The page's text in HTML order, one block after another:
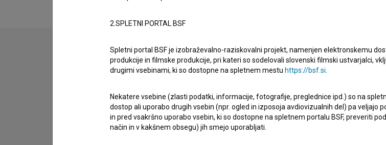
Oglejte si
2.SPLETNI PORTAL BSF
Spletni portal BSF je izobraževalno-raziskovalni projekt, namenjen elektronskemu
produkcije in filmske produkcije, pri kateri so sodelovali slovenski filmski ustvarjalci,
drugimi vsebinami, ki so dostopne na spletnem mestu https://bsf.si
Nekatere vsebine (zlasti podatki, informacije, fotografije, preglednice ipd.) so na
dostop ali uporabo drugih vsebin (npr. ogled in izposoja avdiovizualnih del) pa veljajo
in pred vsakršno uporabo vsebin, ki so dostopne na spletnem portalu BSF, preveriti
način in v kakšnem obsegu) jih smejo uporabljati.